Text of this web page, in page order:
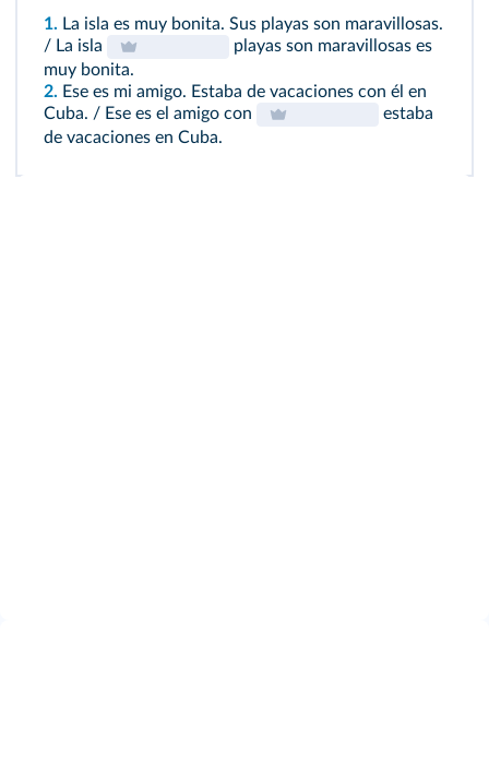
1. La isla es muy bonita. Sus playas son maravillosas.
/ La isla
playas son maravillosas es
muy bonita.
2. Ese es mi amigo. Estaba de vacaciones con él en
Cuba. / Ese es el amigo con
estaba
de vacaciones en Cuba.